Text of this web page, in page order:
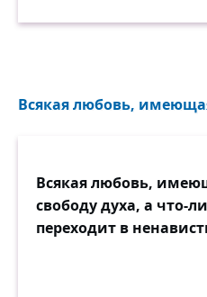
Всякая любовь,
Всякая любовь,
свободу духа, а что-
переходит в